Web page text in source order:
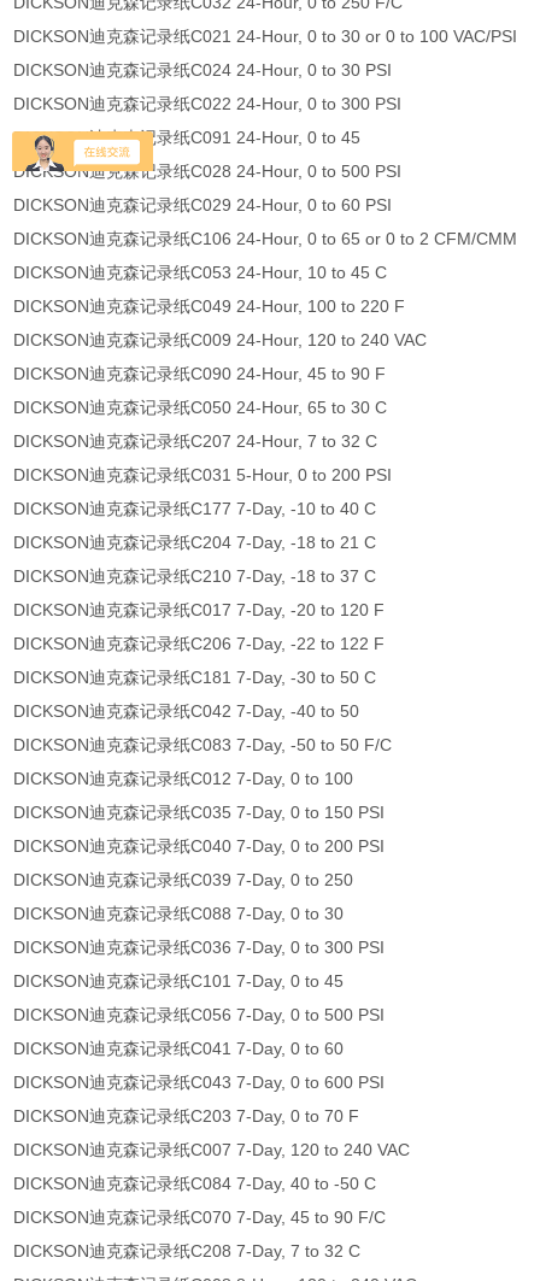
DICKSON迪克森记录纸C021 24-Hour, 0 to 30 or 0 to 100 VAC/PSI
DICKSON迪克森记录纸C024 24-Hour, 0 to 30 PSI
DICKSON迪克森记录纸C022 24-Hour, 0 to 300 PSI
DICKSON迪克森记录纸C091 24-Hour, 0 to 45
DICKSON迪克森记录纸C028 24-Hour, 0 to 500 PSI
DICKSON迪克森记录纸C029 24-Hour, 0 to 60 PSI
DICKSON迪克森记录纸C106 24-Hour, 0 to 65 or 0 to 2 CFM/CMM
DICKSON迪克森记录纸C053 24-Hour, 10 to 45 C
DICKSON迪克森记录纸C049 24-Hour, 100 to 220 F
DICKSON迪克森记录纸C009 24-Hour, 120 to 240 VAC
DICKSON迪克森记录纸C090 24-Hour, 45 to 90 F
DICKSON迪克森记录纸C050 24-Hour, 65 to 30 C
DICKSON迪克森记录纸C207 24-Hour, 7 to 32 C
DICKSON迪克森记录纸C031 5-Hour, 0 to 200 PSI
DICKSON迪克森记录纸C177 7-Day, -10 to 40 C
DICKSON迪克森记录纸C204 7-Day, -18 to 21 C
DICKSON迪克森记录纸C210 7-Day, -18 to 37 C
DICKSON迪克森记录纸C017 7-Day, -20 to 120 F
DICKSON迪克森记录纸C206 7-Day, -22 to 122 F
DICKSON迪克森记录纸C181 7-Day, -30 to 50 C
DICKSON迪克森记录纸C042 7-Day, -40 to 50
DICKSON迪克森记录纸C083 7-Day, -50 to 50 F/C
DICKSON迪克森记录纸C012 7-Day, 0 to 100
DICKSON迪克森记录纸C035 7-Day, 0 to 150 PSI
DICKSON迪克森记录纸C040 7-Day, 0 to 200 PSI
DICKSON迪克森记录纸C039 7-Day, 0 to 250
DICKSON迪克森记录纸C088 7-Day, 0 to 30
DICKSON迪克森记录纸C036 7-Day, 0 to 300 PSI
DICKSON迪克森记录纸C101 7-Day, 0 to 45
DICKSON迪克森记录纸C056 7-Day, 0 to 500 PSI
DICKSON迪克森记录纸C041 7-Day, 0 to 60
DICKSON迪克森记录纸C043 7-Day, 0 to 600 PSI
DICKSON迪克森记录纸C203 7-Day, 0 to 70 F
DICKSON迪克森记录纸C007 7-Day, 120 to 240 VAC
DICKSON迪克森记录纸C084 7-Day, 40 to -50 C
DICKSON迪克森记录纸C070 7-Day, 45 to 90 F/C
DICKSON迪克森记录纸C208 7-Day, 7 to 32 C